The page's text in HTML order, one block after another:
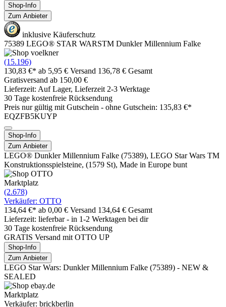
Shop-Info
Zum Anbieter
inklusive Käuferschutz
75389 LEGO® STAR WARSTM Dunkler Millennium Falke
(15.196)
130,83 €* ab 5,95 € Versand 136,78 € Gesamt
Gratisversand ab 150,00 €
Lieferzeit: Auf Lager, Lieferzeit 2-3 Werktage
30 Tage kostenfreie Rücksendung
Preis nur gültig mit Gutschein - ohne Gutschein: 135,83 €*
EQZFB5KUYP
Shop-Info
Zum Anbieter
LEGO® Dunkler Millennium Falke (75389), LEGO Star Wars TM
Konstruktionsspielsteine, (1579 St), Made in Europe bunt
Marktplatz
(2.678)
Verkäufer: OTTO
134,64 €* ab 0,00 € Versand 134,64 € Gesamt
Lieferzeit: lieferbar - in 1-2 Werktagen bei dir
30 Tage kostenfreie Rücksendung
GRATIS Versand mit OTTO UP
Shop-Info
Zum Anbieter
LEGO Star Wars: Dunkler Millennium Falke (75389) - NEW &
SEALED
Marktplatz
Verkäufer: brickberlin